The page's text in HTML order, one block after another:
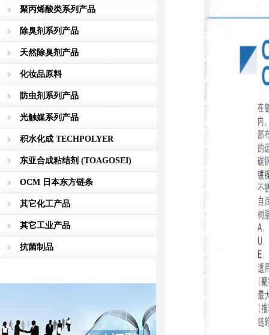
聚丙烯酸类系列产品
除臭剂系列产品
天然除臭剂产品
化妆品原料
防虫剂系列产品
光触媒系列产品
积水化成 TECHPOLYER
东亚合成粘结剂 (TOAGOSEI)
OCM 日本东方链条
其它化工产品
其它工业产品
抗菌制品